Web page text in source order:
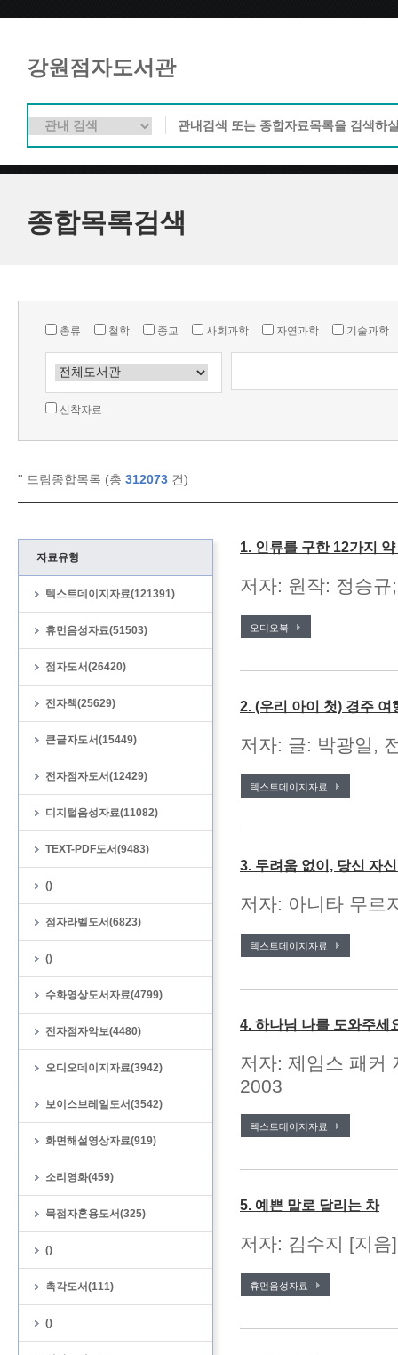
강원점자도서관
종합목록검색
총류 철학 종교 사회과학 자연과학 기술과학
신착자료
'' 드림종합목록 (총 312073 건)
자료유형
텍스트데이지자료(121391)
휴먼음성자료(51503)
점자도서(26420)
전자책(25629)
큰글자도서(15449)
전자점자도서(12429)
디지털음성자료(11082)
TEXT-PDF도서(9483)
()
점자라벨도서(6823)
()
수화영상도서자료(4799)
전자점자악보(4480)
오디오데이지자료(3942)
보이스브레일도서(3542)
화면해설영상자료(919)
소리영화(459)
묵점자혼용도서(325)
()
촉각도서(111)
()
1. 인류를 구한 12가지
저자: 원작: 정승
오디오북
2. (우리 아이 첫) 경주 여
저자: 글: 박광일,
텍스트데이지자료
3. 두려움 없이, 당신 자
저자: 아니타 무르
텍스트데이지자료
4. 하나님 나를 도와주세
저자: 제임스 패커
2003
텍스트데이지자료
5. 예쁜 말로 달리는 차
저자: 김수지 [지
휴먼음성자료